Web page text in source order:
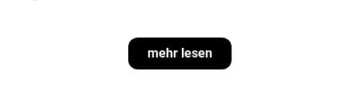
Aktuell glänzt insbesondere sein Sohn
dessen bisher größten Erfolge die Mannschafts-
mehr lesen